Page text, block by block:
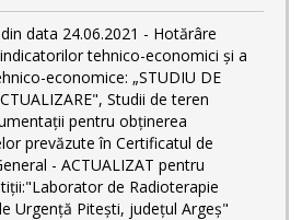
data 24.06.2021 - Hotărâre
tehnico-economici și a
economice: „STUDIU DE
Studii de teren
pentru obținerea
prevăzute în Certificatul de
- ACTUALIZAT pentru
de Radioterapie
Urgență Pitești, județul Argeș"